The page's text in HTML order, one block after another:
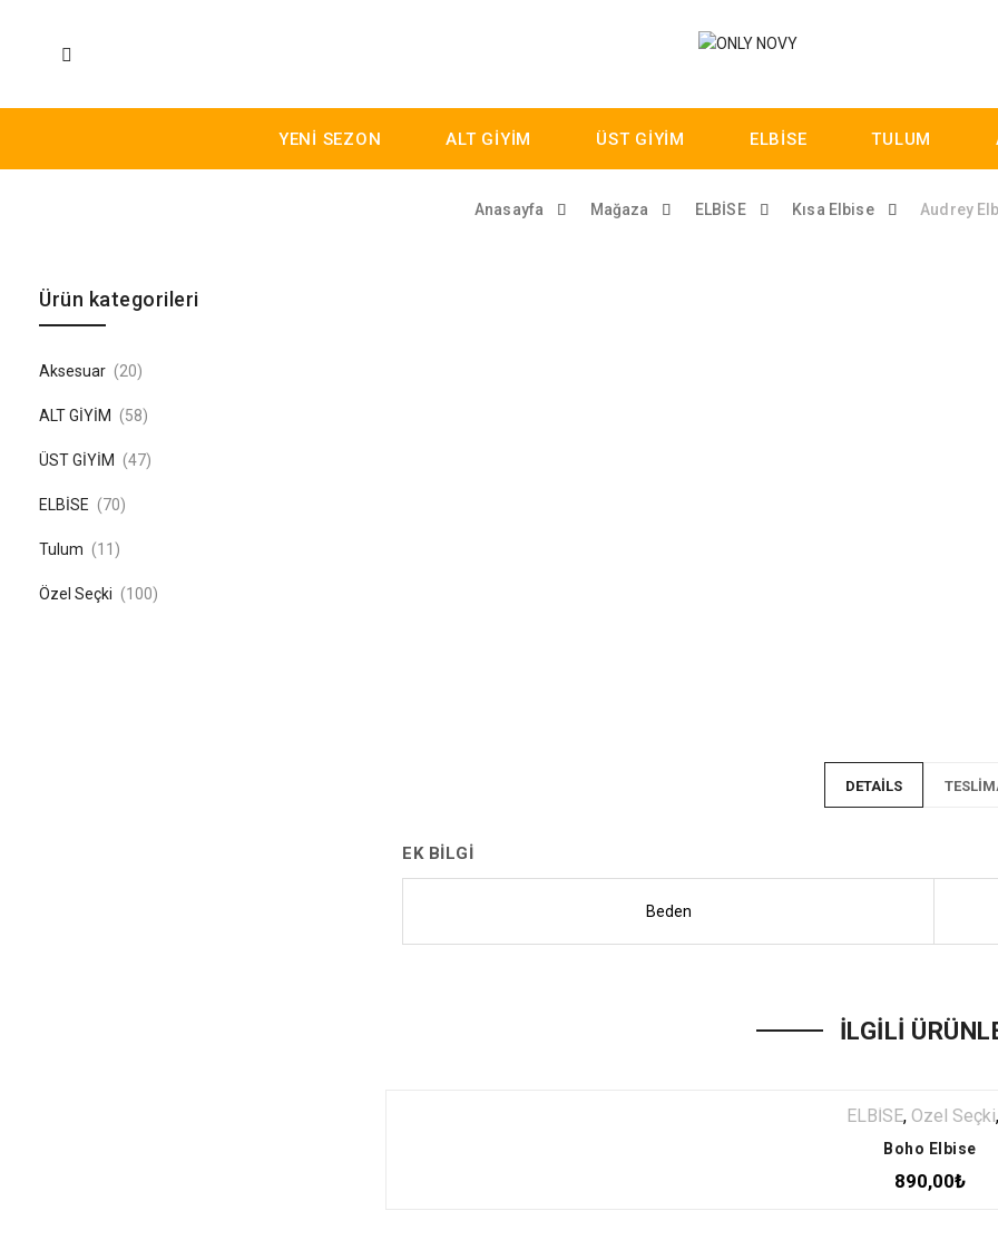
YENİ SEZON ALT GİYİM ÜST GİYİM ELBİSE TULUM
Anasayfa Mağaza ELBİSE Kısa Elbise Audrey
Skip to content
DETAILS
EK BILGI
Beden
İLGILI
ELBİSE, Özel Seçki,
Boho Elbise
890,00₺
Ürün kategorileri
Aksesuar (20)
ALT GİYİM (58)
ÜST GİYİM (47)
ELBİSE (70)
Tulum (11)
Özel Seçki (100)